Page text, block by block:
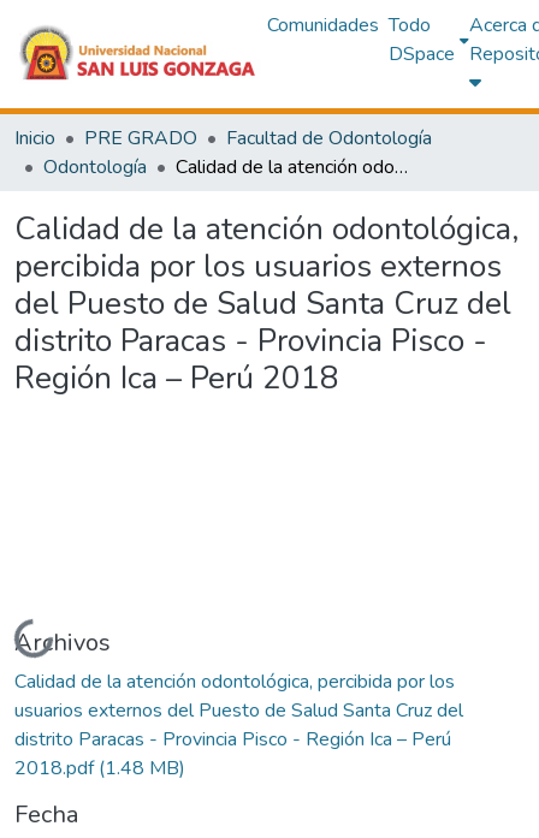
Comunidades Todo
DSpace
Acerca
Inicio PRE GRADO
Facultad de Odontología
Odontología
Calidad de la atención odontológica, percibida por los usuarios externos del Puesto de Salud Santa Cruz del distrito Paracas - Provincia Pisco - Región Ica – Perú 2018
Calidad de la atención odontológica,
percibida por los usuarios externos
del Puesto de Salud Santa Cruz del
distrito Paracas - Provincia Pisco -
Región Ica – Perú 2018
Cargando...
Archivos
Calidad de la atención odontológica, percibida por los
usuarios externos del Puesto de Salud Santa Cruz del
distrito Paracas - Provincia Pisco - Región Ica – Perú
2018.pdf(1.48 MB)
Fecha